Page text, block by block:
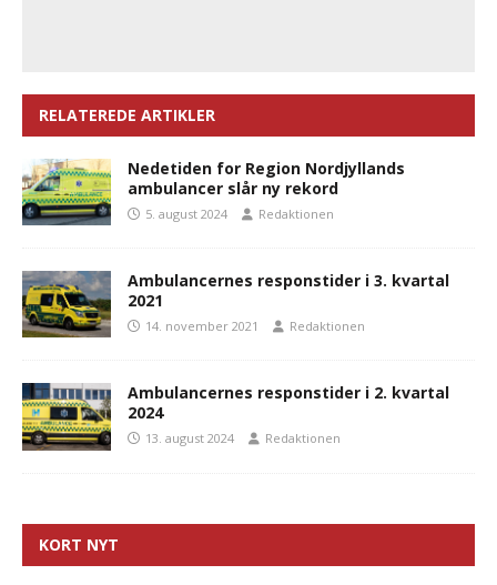
RELATEREDE ARTIKLER
Nedetiden for Region Nordjyllands
ambulancer slår ny rekord
5. august 2024 Redaktionen
Ambulancernes responstider i 3. kvartal
2021
14. november 2021 Redaktionen
Ambulancernes responstider i 2. kvartal
2024
13. august 2024 Redaktionen
KORT NYT